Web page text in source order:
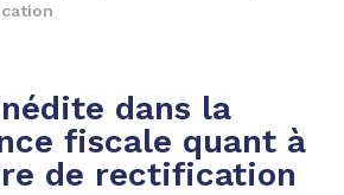
dans la
fiscale quant à
de rectification